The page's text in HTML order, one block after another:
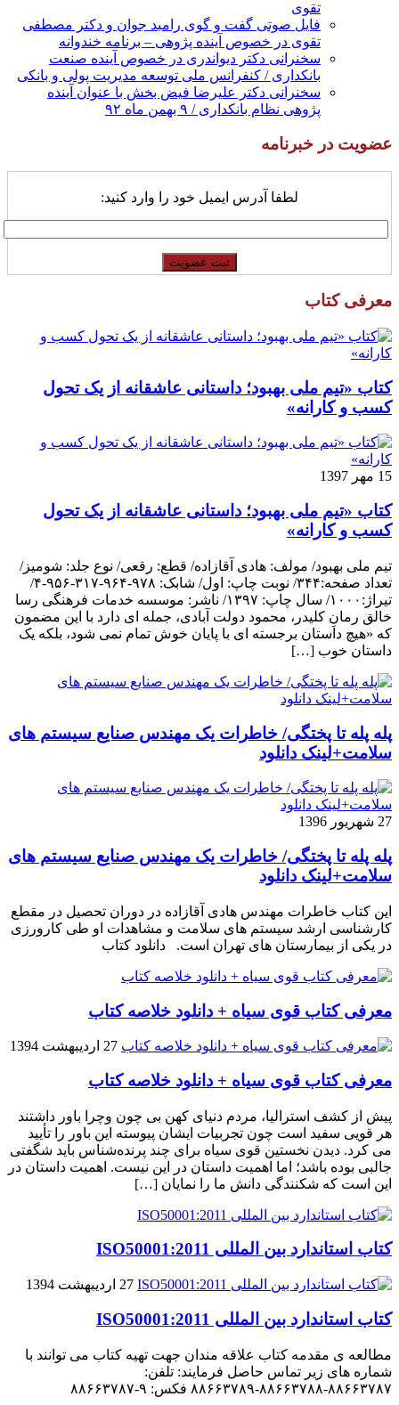
تقوی
فایل صوتی گفت و گوی رامبد جوان و دکتر مصطفی
تقوی در خصوص آینده پژوهی – برنامه خندوانه
سخنرانی دکتر دیواندری در خصوص آینده صنعت
بانکداری / کنفرانس ملی توسعه مدیریت پولی و بانکی
سخنرانی دکتر علیرضا فیض بخش با عنوان آینده
پژوهی نظام بانکداری / ۹ بهمن ماه ۹۲
عضویت در خبرنامه
لطفا آدرس ایمیل خود را وارد کنید:
معرفی کتاب
کتاب «تیم ملی بهبود؛ داستانی عاشقانه از یک تحول
کسب و کارانه»
15 مهر 1397
کتاب «تیم ملی بهبود؛ داستانی عاشقانه از یک تحول
کسب و کارانه»
تیم ملی بهبود/ مولف: هادی آقازاده/ قطع: رقعی/ نوع جلد: شومیز/
تعداد صفحه:۳۴۴/ نوبت چاپ: اول/ شابک: ۹۷۸-۹۶۴-۳۱۷-۹۵۶-۴/
تیراژ:۱۰۰۰/ سال چاپ: ۱۳۹۷/ ناشر: موسسه خدمات فرهنگی رسا
خالق رمانِ کلیدر، محمود دولت آبادی، جمله ای دارد با این مضمون
که «هیچ داستان برجسته ای با پایان خوش تمام نمی شود، بلکه یک
داستان خوب […]
پله پله تا پختگی/ خاطرات یک مهندس صنایع سیستم های
سلامت+لینک دانلود
27 شهریور 1396
پله پله تا پختگی/ خاطرات یک مهندس صنایع سیستم های
سلامت+لینک دانلود
این کتاب خاطرات مهندس هادی آقازاده در دوران تحصیل در مقطع
کارشناسی ارشد سیستم های سلامت و مشاهدات او طی کارورزی
در یکی از بیمارستان های تهران است. دانلود کتاب
معرفی کتاب قوی سیاه + دانلود خلاصه کتاب
27 اردیبهشت 1394
معرفی کتاب قوی سیاه + دانلود خلاصه کتاب
پیش از کشف استرالیا، مردم دنیاى کهن بی چون وچرا باور داشتند
هر قویى سفید است چون تجربیات ایشان پیوسته این باور را تأیید
می کرد. دیدن نخستین قوى سیاه براى چند پرنده‌شناس باید شگفتى
جالبى بوده باشد؛ اما اهمیت داستان در این نیست. اهمیت داستان در
این است که شکنندگى دانش ما را نمایان […]
کتاب استاندارد بین المللی ISO50001:2011
27 اردیبهشت 1394
کتاب استاندارد بین المللی ISO50001:2011
مطالعه ی مقدمه کتاب علاقه مندان جهت تهیه کتاب می توانند با
شماره های زیر تماس حاصل فرمایند: تلفن:
۸۸۶۶۳۷۸۷-۸۸۶۶۳۷۸۸-۸۸۶۶۳۷۸۹ فکس: ۹-۸۸۶۶۳۷۸۷